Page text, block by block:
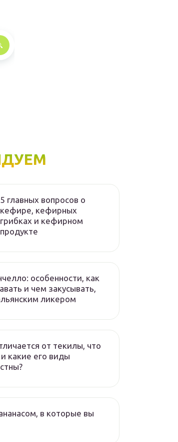
5 главных вопросов о
кефире, кефирных
грибках и кефирном
продукте
особенности, как
и чем закусывать,
ликером
от текилы, что
какие его виды
в которые вы